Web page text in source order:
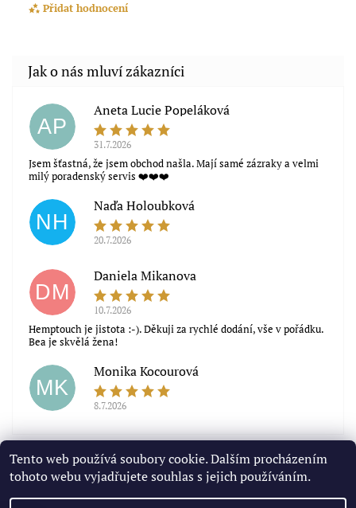
Přidat hodnocení
AP
Aneta Lucie Popeláková
31.7.2026
Jsem šťastná, že jsem obchod našla. Mají samé zázraky a velmi
milý poradenský servis ❤️❤️❤️
NH
Naďa Holoubková
20.7.2026
DM
Daniela Mikanova
10.7.2026
Hemptouch je jistota :-). Děkuji za rychlé dodání, vše v pořádku.
Bea je skvělá žena!
MK
Monika Kocourová
8.7.2026
Zobrazit další hodnocení
Tento web používá soubory cookie. Dalším procházením
tohoto webu vyjadřujete souhlas s jejich používáním.